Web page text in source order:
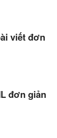
viết đơn
đơn giản